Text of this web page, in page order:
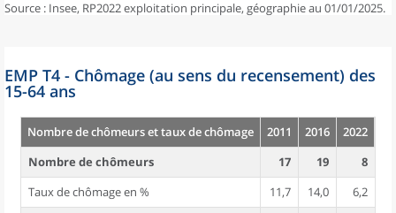
Source : Insee, RP2022 exploitation principale, géographie au 01/01/2025.
EMP T4 - Chômage (au sens du recensement) des
15-64 ans
Nombre de chômeurs et taux de chômage 2011 2016
2022
Nombre de chômeurs
17 19
8
Taux de chômage en %
11,7 14,0
6,2